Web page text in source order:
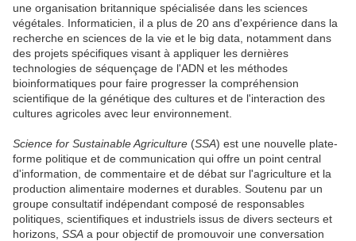
une organisation britannique spécialisée dans les sciences
végétales. Informaticien, il a plus de 20 ans d'expérience dans la
recherche en sciences de la vie et le big data, notamment dans
des projets spécifiques visant à appliquer les dernières
technologies de séquençage de l'ADN et les méthodes
bioinformatiques pour faire progresser la compréhension
scientifique de la génétique des cultures et de l'interaction des
cultures agricoles avec leur environnement.
Science for Sustainable Agriculture (SSA) est une nouvelle plate-
forme politique et de communication qui offre un point central
d'information, de commentaire et de débat sur l'agriculture et la
production alimentaire modernes et durables. Soutenu par un
groupe consultatif indépendant composé de responsables
politiques, scientifiques et industriels issus de divers secteurs et
horizons, SSA a pour objectif de promouvoir une conversation